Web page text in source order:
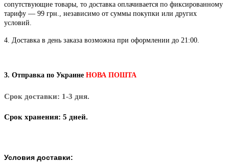
сопутствующие товары, то доставка оплачивается по фиксированному
тарифу — 99 грн., независимо от суммы покупки или других
условий.
4. Доставка в день заказа возможна при оформлении до 21:00.
3. Отправка по Украине НОВА ПОШТА
Срок доставки: 1-3 дня.
Срок хранения: 5 дней.
Условия доставки: